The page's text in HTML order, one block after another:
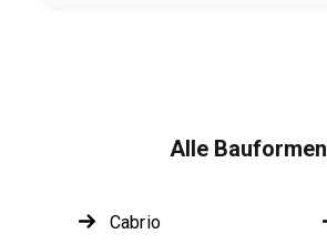
Alle Bauformen
Cabrio